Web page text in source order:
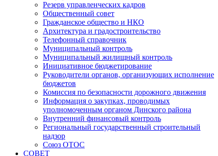
Резерв управленческих кадров
Общественный совет
Гражданское общество и НКО
Архитектура и градостроительство
Телефонный справочник
Муниципальный контроль
Муниципальный жилищный контроль
Инициативное бюджетирование
Руководители органов, организующих исполнение
бюджетов
Комиссия по безопасности дорожного движения
Информация о закупках, проводимых
уполномоченным органом Динского района
Внутренний финансовый контроль
Региональный государственный строительный
надзор
Союз ОТОС
СОВЕТ